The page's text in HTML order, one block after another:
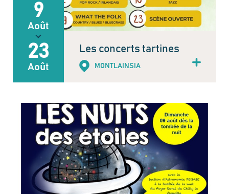
9
Août
23
Août
Les concerts tartines
MONTLAINSIA